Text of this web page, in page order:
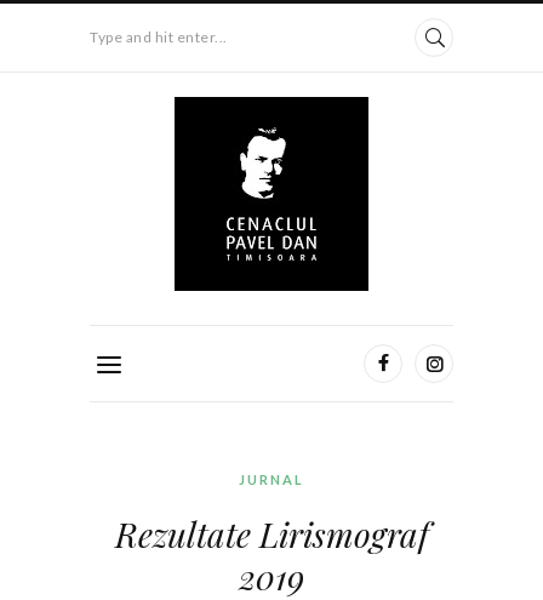
Type and hit enter...
JURNAL
Rezultate Lirismograf
2019